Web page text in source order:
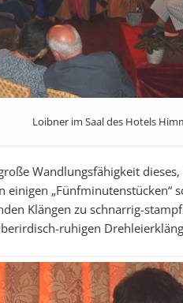
Loibner im Saal des Hotels
Wandlungsfähigkeit
einigen „Fünfminutenstücken“
Klängen zu schnarrig-
ruhigen